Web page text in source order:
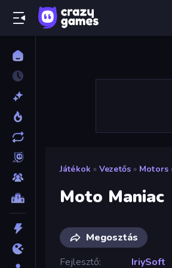
Játékok » Vezetős » Motors
Moto Maniac
Megosztás
Fejlesztő
IriySoft